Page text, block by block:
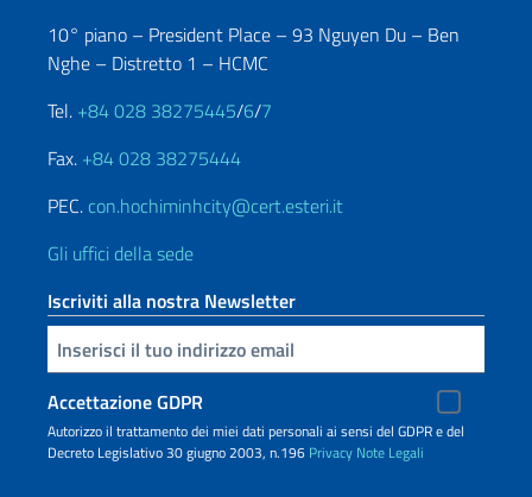
10° piano – President Place – 93 Nguyen Du – Ben
Nghe – Distretto 1 – HCMC
Tel. +84 028 38275445/6/7
Fax. +84 028 38275444
PEC. con.hochiminhcity@cert.esteri.it
Gli uffici della sede
Iscriviti alla nostra Newsletter
Inserisci la tua email
Accettazione GDPR
Autorizzo il trattamento dei miei dati personali ai sensi del GDPR e del
Decreto Legislativo 30 giugno 2003, n.196 Privacy Note Legali